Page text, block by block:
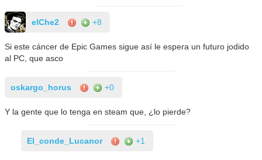
elChe2 +8
Si este cáncer de Epic Games sigue así le espera un futuro jodido
al PC, que asco
oskargo_horus +0
Y la gente que lo tenga en steam que, ¿lo pierde?
El_conde_Lucanor +1